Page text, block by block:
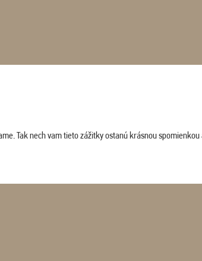
Tak nech vam tieto zážitky ostanú krásnou